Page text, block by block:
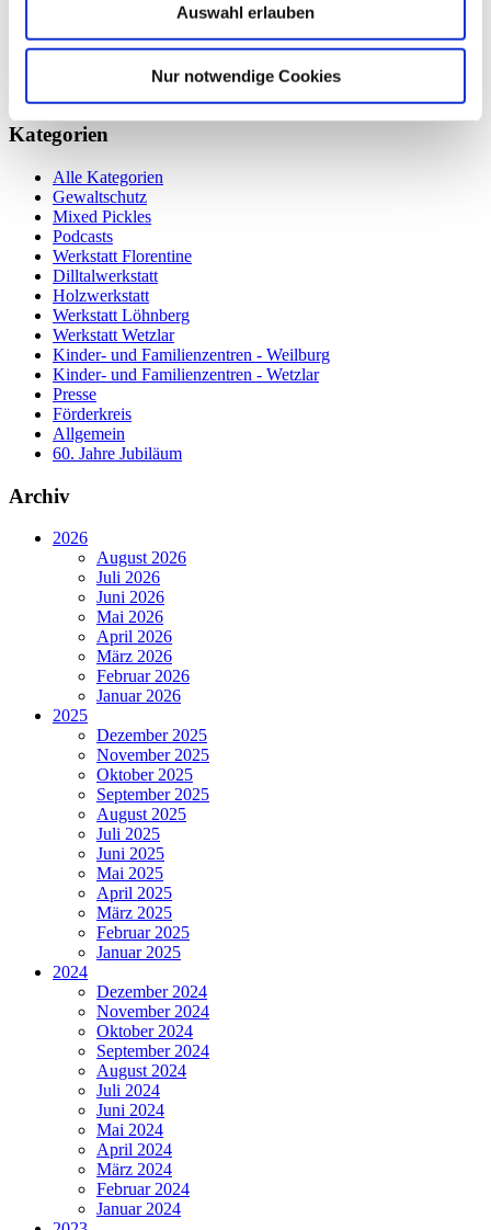
Auswahl erlauben
Nur notwendige Cookies
farbenfrohe Gemälde, „Fritz Wollmann“, Kunst-Postkarten und
noch vieles mehr…
"Kunterbunt macht glücklich": bären-tiger-starke
Kunstausstellung in Braunfels verlängert
Kategorien
Alle Kategorien
Gewaltschutz
Mixed Pickles
Podcasts
Werkstatt Florentine
Dilltalwerkstatt
Holzwerkstatt
Werkstatt Löhnberg
Werkstatt Wetzlar
Kinder- und Familienzentren - Weilburg
Kinder- und Familienzentren - Wetzlar
Presse
Förderkreis
Allgemein
60. Jahre Jubiläum
Archiv
2026
August 2026
Juli 2026
Juni 2026
Mai 2026
April 2026
März 2026
Februar 2026
Januar 2026
2025
Dezember 2025
November 2025
Oktober 2025
September 2025
August 2025
Juli 2025
Juni 2025
Mai 2025
April 2025
März 2025
Februar 2025
Januar 2025
2024
Dezember 2024
November 2024
Oktober 2024
September 2024
August 2024
Juli 2024
Juni 2024
Mai 2024
April 2024
März 2024
Februar 2024
Januar 2024